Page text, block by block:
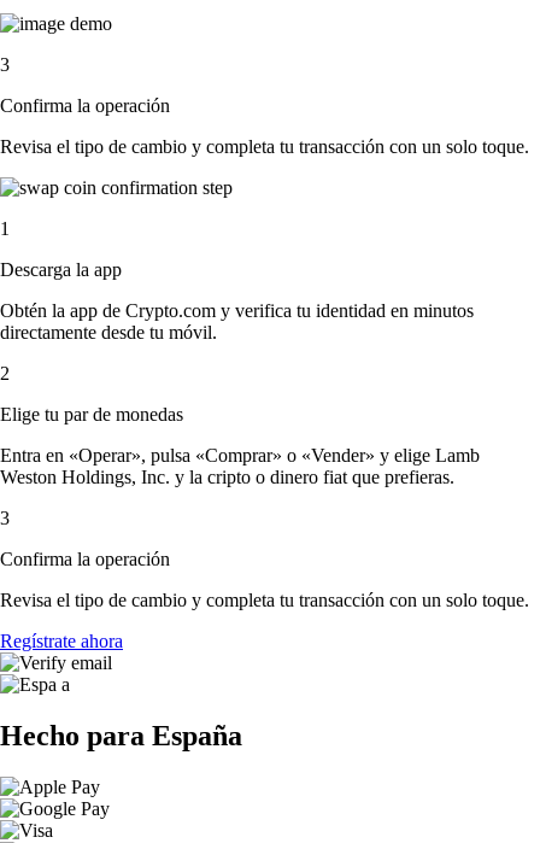
3
Confirma la operación
Revisa el tipo de cambio y completa tu transacción con un solo toque.
1
Descarga la app
Obtén la app de Crypto.com y verifica tu identidad en minutos
directamente desde tu móvil.
2
Elige tu par de monedas
Entra en «Operar», pulsa «Comprar» o «Vender» y elige Lamb
Weston Holdings, Inc. y la cripto o dinero fiat que prefieras.
3
Confirma la operación
Revisa el tipo de cambio y completa tu transacción con un solo toque.
Regístrate ahora
Hecho para España